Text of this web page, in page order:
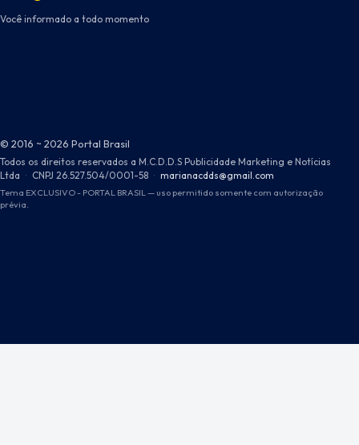
Você informado a todo momento
© 2016 ~ 2026 Portal Brasil
Todos os direitos reservados a M.C.D.D.S Publicidade Marketing e Notícias
Ltda · CNPJ 26.527.504/0001-58 · marianacdds@gmail.com
Tema EXCLUSIVO - PORTAL BRASIL — uso permitido somente com autorização
prévia.